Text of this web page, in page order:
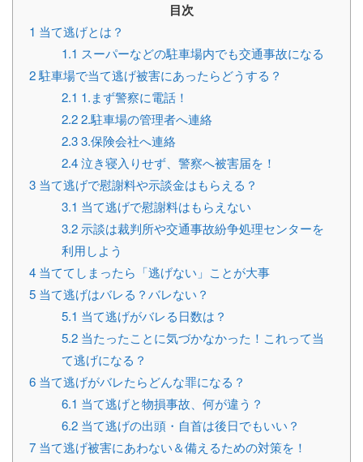
目次
1 当て逃げとは？
1.1 スーパーなどの駐車場内でも交通事故になる
2駐車場で当て逃げ被害にあったらどうする？
2.1 1.まず警察に電話！
2.22.駐車場の管理者へ連絡
2.33.保険会社へ連絡
2.4泣き寝入りせず、警察へ被害届を！
3 当て逃げで慰謝料や示談金はもらえる？
3.1 当て逃げで慰謝料はもらえない
3.2 示談は裁判所や交通事故紛争処理センターを
利用しよう
4 当ててしまったら「逃げない」ことが大事
5 当て逃げはバレる？バレない？
5.1 当て逃げがバレる日数は？
5.2 当たったことに気づかなかった！これって当
て逃げになる？
6 当て逃げがバレたらどんな罪になる？
6.1 当て逃げと物損事故、何が違う？
6.2 当て逃げの出頭・自首は後日でもいい？
7 当て逃げ被害にあわない＆備えるための対策を！